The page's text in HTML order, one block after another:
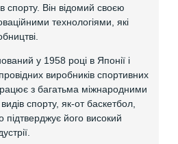
спорту. Він відомий своєю
технологіями, які
у 1958 році в Японії і
виробників спортивних
з багатьма міжнародними
спорту, як-от баскетбол,
його високий